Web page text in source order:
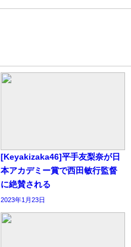
[Keyakizaka46]平手友梨奈が日
本アカデミー賞で西田敏行監督
に絶賛される
2023年1月23日